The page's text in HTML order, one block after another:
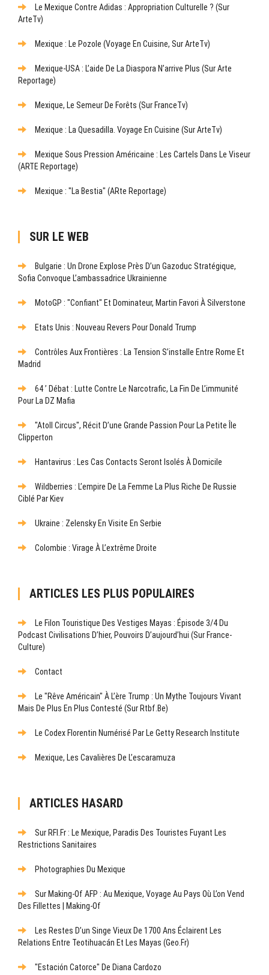
Le Mexique Contre Adidas : Appropriation Culturelle ? (sur
ArteTv)
Mexique : Le Pozole (Voyage En Cuisine, Sur ArteTv)
Mexique-USA : L’aide De La Diaspora N’arrive Plus (sur Arte
Reportage)
Mexique, Le Semeur De Forêts (sur FranceTv)
Mexique : La Quesadilla. Voyage En Cuisine (sur ArteTv)
Mexique Sous Pression Américaine : Les Cartels Dans Le Viseur
(ARTE Reportage)
Mexique : "La Bestia" (ARte Reportage)
SUR LE WEB
Bulgarie : Un Drone Explose Près D’un Gazoduc Stratégique,
Sofia Convoque L’ambassadrice Ukrainienne
MotoGP : "Confiant" Et Dominateur, Martin Favori À Silverstone
Etats Unis : Nouveau Revers Pour Donald Trump
Contrôles Aux Frontières : La Tension S’installe Entre Rome Et
Madrid
64 ’ Débat : Lutte Contre Le Narcotrafic, La Fin De L’immunité
Pour La DZ Mafia
"Atoll Circus", Récit D’une Grande Passion Pour La Petite Île
Clipperton
Hantavirus : Les Cas Contacts Seront Isolés À Domicile
Wildberries : L’empire De La Femme La Plus Riche De Russie
Ciblé Par Kiev
Ukraine : Zelensky En Visite En Serbie
Colombie : Virage À L’extrême Droite
ARTICLES LES PLUS POPULAIRES
Le Filon Touristique Des Vestiges Mayas : Épisode 3/4 Du
Podcast Civilisations D’hier, Pouvoirs D’aujourd’hui (sur France-
Culture)
Contact
Le "rêve Américain" À L’ère Trump : Un Mythe Toujours Vivant
Mais De Plus En Plus Contesté (sur Rtbf.be)
Le Codex Florentin Numérisé Par Le Getty Research Institute
Mexique, Les Cavalières De L’escaramuza
ARTICLES HASARD
Sur RFI.fr : Le Mexique, Paradis Des Touristes Fuyant Les
Restrictions Sanitaires
Photographies Du Mexique
Sur Making-Of AFP : Au Mexique, Voyage Au Pays Où L’on Vend
Des Fillettes | Making-Of
Les Restes D’un Singe Vieux De 1700 Ans Éclairent Les
Relations Entre Teotihuacán Et Les Mayas (Geo.fr)
"Estación Catorce" De Diana Cardozo